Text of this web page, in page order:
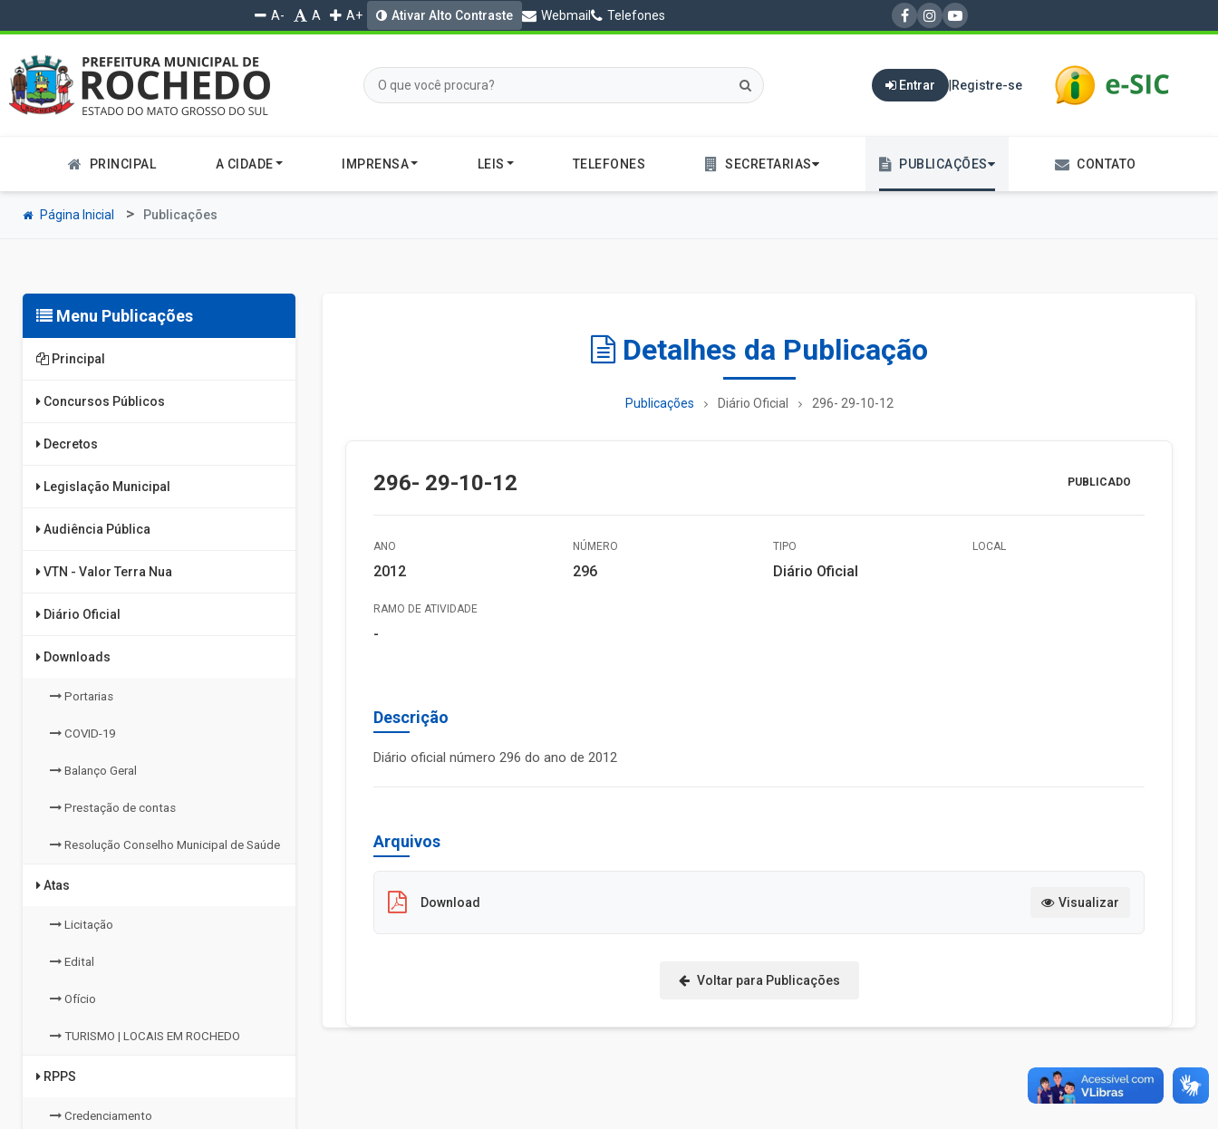
A- A A+ Ativar Alto Contraste Webmail Telefones
Entrar | Registre-se
PRINCIPAL A CIDADE IMPRENSA LEIS TELEFONES SECRETARIAS PUBLICAÇÕES CONTATO
Página Inicial Publicações
Menu Publicações
Principal
Concursos Públicos
Decretos
Legislação Municipal
Audiência Pública
VTN - Valor Terra Nua
Diário Oficial
Downloads
Portarias
COVID-19
Balanço Geral
Prestação de contas
Resolução Conselho Municipal de Saúde
Atas
Licitação
Edital
Ofício
TURISMO | LOCAIS EM ROCHEDO
RPPS
Credenciamento
Detalhes da Publicação
Publicações Diário Oficial 296- 29-10-12
296- 29-10-12 PUBLICADO
ANO
2012
NÚMERO
296
TIPO
Diário Oficial
LOCAL
RAMO DE ATIVIDADE
-
Descrição
Diário oficial número 296 do ano de 2012
Arquivos
Download Visualizar
Voltar para Publicações